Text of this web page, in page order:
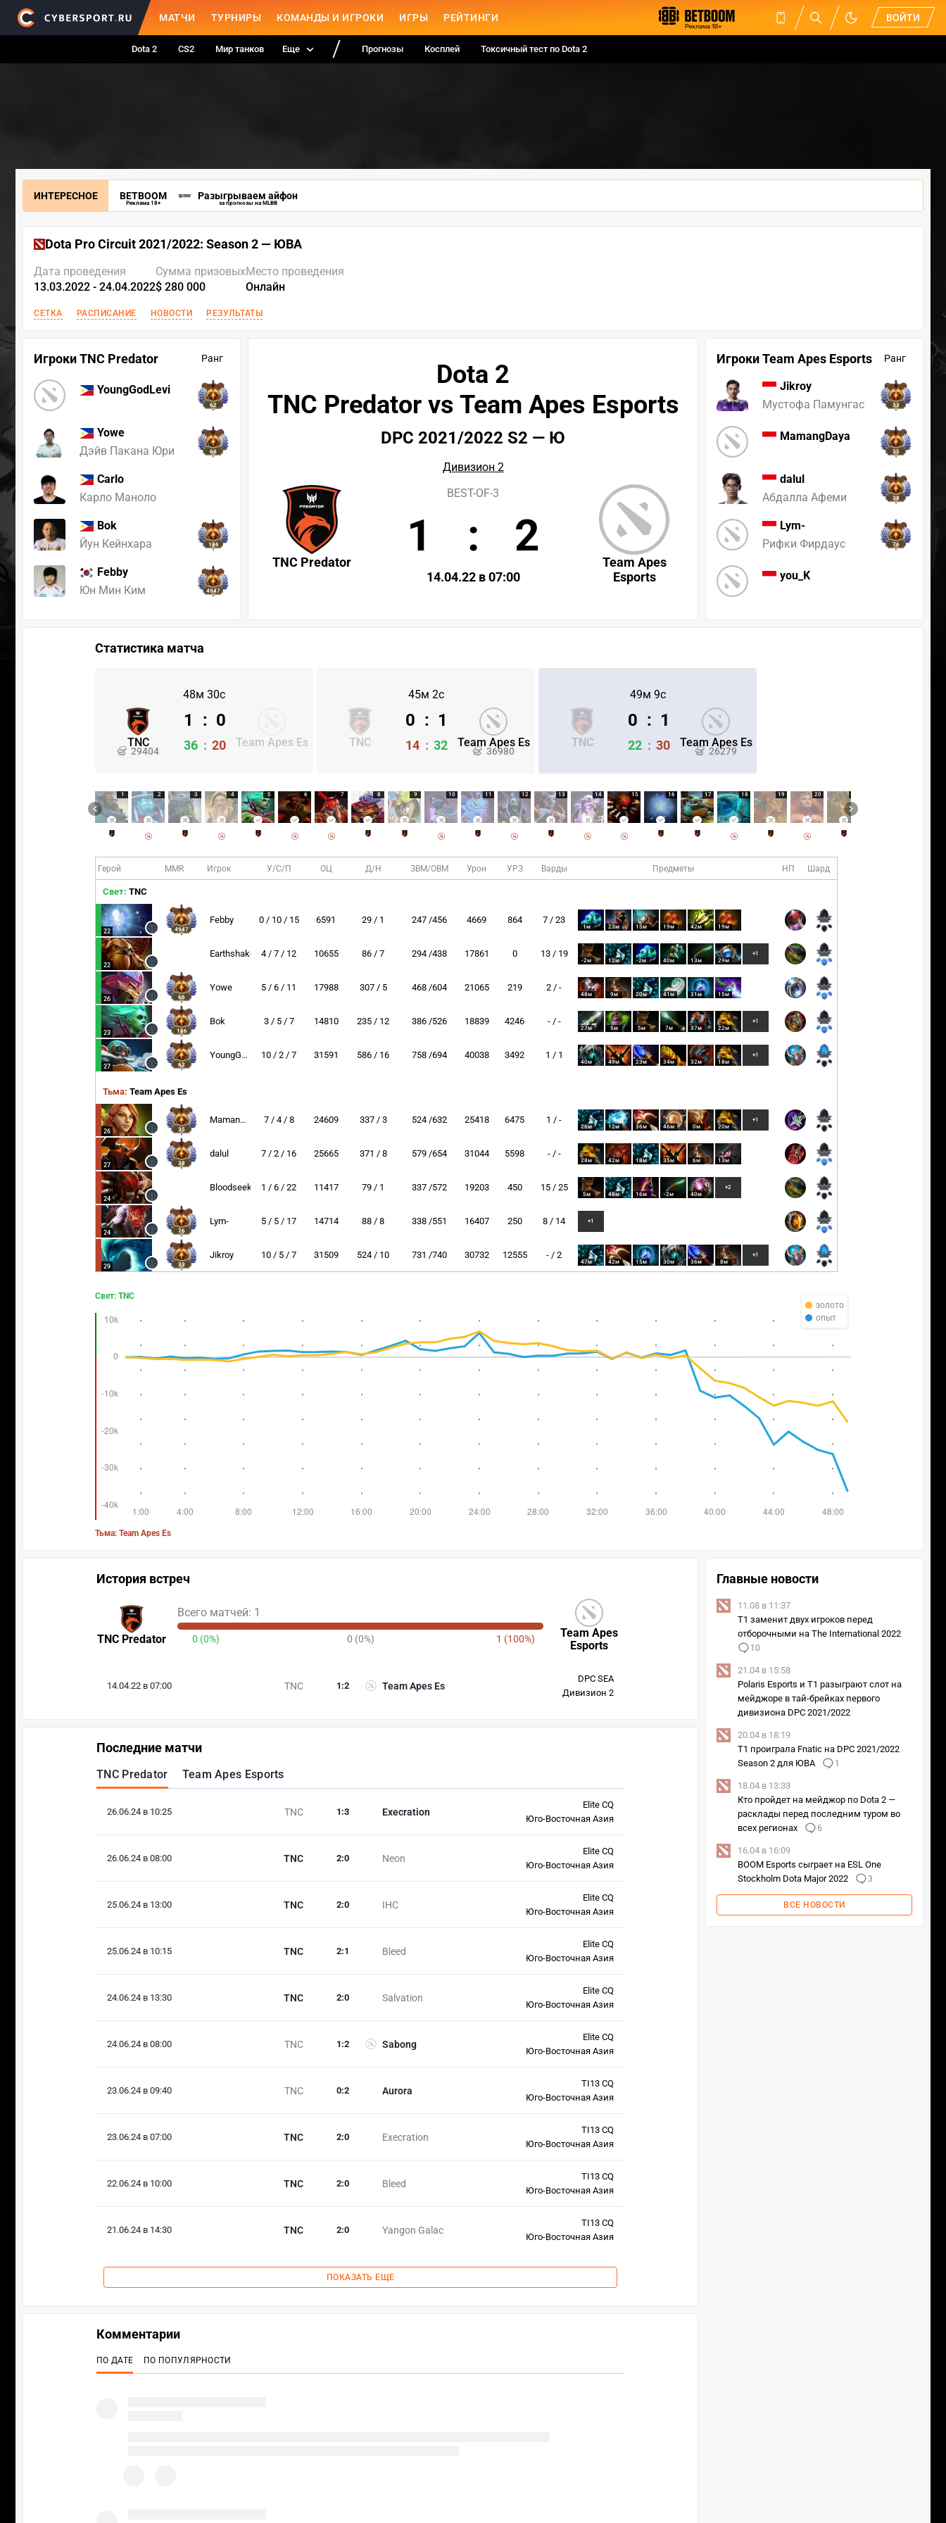
МАТЧИ ТУРНИРЫ КОМАНДЫ И ИГРОКИ ИГРЫ РЕЙТИНГИ ВОЙТИ
Dota 2 CS2 Мир танков Еще Прогнозы Косплей Токсичный тест по Dota 2
ИНТЕРЕСНОЕ BETBOOM
Реклама 18+
Разыгрываем айфон
за прогнозы на MLBB
Dota Pro Circuit 2021/2022: Season 2 — ЮВА
Дата проведения
13.03.2022 - 24.04.2022
Сумма призовых
$ 280 000
Место проведения
Онлайн
СЕТКА РАСПИСАНИЕ НОВОСТИ РЕЗУЛЬТАТЫ
Игроки TNC Predator Ранг
YoungGodLevi
62
Yowe
Дэйв Пакана Юри
66
Carlo
Карло Маноло
Bok
Йун Кейнхара
186
Febby
Юн Мин Ким
4947
Игроки Team Apes Esports Ранг
Jikroy
Мустофа Памунгас
33
MamangDaya
35
dalul
Абдалла Афеми
38
Lym-
Рифки Фирдаус
76
you_K
Dota 2
TNC Predator vs Team Apes Esports
DPC 2021/2022 S2 — Ю
Дивизион 2
TNC Predator
Team Apes
Esports
BEST-OF-3
1 : 2
14.04.22 в 07:00
Статистика матча
48м 30с
TNC
29404
Team Apes Es
1 : 0
36 : 20
45м 2с
TNC Team Apes Es
36980
0 : 1
14 : 32
49м 9с
TNC Team Apes Es
26279
0 : 1
22 : 30
1 2 3 4 5 6 7 8 9 10 11 12 13 14 15 16 17 18 19 20
Герой MMR Игрок У/С/П ОЦ Д/Н ЗВМ/ОВМ Урон УРЗ Варды Предметы НП Шард
Свет: TNC
22 4947
Febby 0 / 10 / 15 6591 29 / 1 247 /456 4669 864 7 / 23
1м 23м 15м 19м 42м 19м
22
Earthshaker 4 / 7 / 12 10655 86 / 7 294 /438 17861 0 13 / 19
-2м 12м -2м 40м 13м 29м
+1
26 66
Yowe 5 / 6 / 11 17988 307 / 5 468 /604 21065 219 2 / -
48м 9м 20м 41м 31м 15м
23 186
Bok 3 / 5 / 7 14810 235 / 12 386 /526 18839 4246 - / -
27м 5м 5м 7м 37м 22м
+1
27 62
YoungGodLevi 10 / 2 / 7 31591 586 / 16 758 /694 40038 3492 1 / 1
40м 49м 23м 34м 32м 18м
+1
Тьма: Team Apes Es
26 35
MamangDaya 7 / 4 / 8 24609 337 / 3 524 /632 25418 6475 1 / -
26м 12м 36м 46м 0м 20м
+1
27 38
dalul 7 / 2 / 16 25665 371 / 8 579 /654 31044 5598 - / -
28м 42м 18м 35м 6м 13м
24
Bloodseeker 1 / 6 / 22 11417 79 / 1 337 /572 19203 450 15 / 25
5м 48м 16м -2м 40м
+2
24 76
Lym- 5 / 5 / 17 14714 88 / 8 338 /551 16407 250 8 / 14 +1
29 33
Jikroy 10 / 5 / 7 31509 524 / 10 731 /740 30732 12555 - / 2
47м 42м 15м 30м 36м 8м
+1
золото
опыт
Свет: TNC
Тьма: Team Apes Es
История встреч
TNC Predator
Team Apes
Esports
Всего матчей: 1
0 (0%) 0 (0%) 1 (100%)
14.04.22 в 07:00 TNC Team Apes Es
1 :2
DPC SEA
Дивизион 2
Последние матчи
TNC Predator Team Apes Esports
26.06.24 в 10:25 TNC Execration
1 :3
Elite CQ
Юго-Восточная Азия
26.06.24 в 08:00 TNC Neon
2:0
Elite CQ
Юго-Восточная Азия
25.06.24 в 13:00 TNC IHC
2:0
Elite CQ
Юго-Восточная Азия
25.06.24 в 10:15 TNC Bleed
2:1
Elite CQ
Юго-Восточная Азия
24.06.24 в 13:30 TNC Salvation
2:0
Elite CQ
Юго-Восточная Азия
24.06.24 в 08:00 TNC Sabong
1 :2
Elite CQ
Юго-Восточная Азия
23.06.24 в 09:40 TNC Aurora
0:2
TI13 CQ
Юго-Восточная Азия
23.06.24 в 07:00 TNC Execration
2:0
TI13 CQ
Юго-Восточная Азия
22.06.24 в 10:00 TNC Bleed
2:0
TI13 CQ
Юго-Восточная Азия
21.06.24 в 14:30 TNC Yangon Galac
2:0
TI13 CQ
Юго-Восточная Азия
ПОКАЗАТЬ ЕЩЕ
Главные новости
11.08 в 11:37
T1 заменит двух игроков перед
отборочными на The International 2022
10
21.04 в 15:58
Polaris Esports и T1 разыграют слот на
мейджоре в тай-брейках первого
дивизиона DPC 2021/2022
20.04 в 18:19
T1 проиграла Fnatic на DPC 2021/2022
Season 2 для ЮВА
1
18.04 в 13:33
Кто пройдет на мейджор по Dota 2 —
расклады перед последним туром во
всех регионах
6
16.04 в 16:09
BOOM Esports сыграет на ESL One
Stockholm Dota Major 2022
3
ВСЕ НОВОСТИ
Комментарии
ПО ДАТЕ ПО ПОПУЛЯРНОСТИ